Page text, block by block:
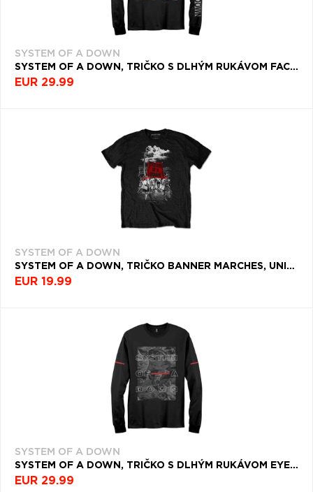
SYSTEM OF A DOWN
SYSTEM OF A DOWN, TRIČKO S DLHÝM RUKÁVOM FACE BOXES, UNISEX, ČIERNA
EUR 29.99
SYSTEM OF A DOWN
SYSTEM OF A DOWN, TRIČKO BANNER MARCHES, UNISEX, ČIERNA
EUR 19.99
SYSTEM OF A DOWN
SYSTEM OF A DOWN, TRIČKO S DLHÝM RUKÁVOM EYE COLLAGE, UNISEX, ČIERNA
EUR 29.99